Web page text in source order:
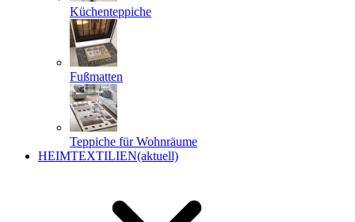
Küchenteppiche
Fußmatten
Teppiche für Wohnräume
HEIMTEXTILIEN(aktuell)